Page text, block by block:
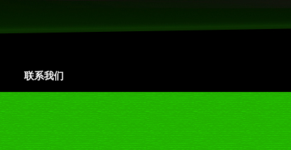
联系我们